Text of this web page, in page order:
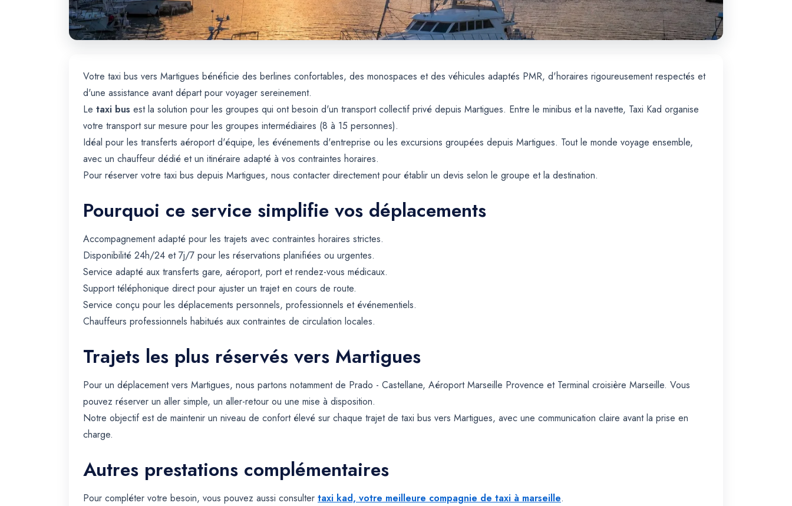
Votre taxi bus vers Martigues bénéficie des berlines confortables, des monospaces et des véhicules adaptés PMR, d'horaires rigoureusement respectés et
d'une assistance avant départ pour voyager sereinement.
Le taxi bus est la solution pour les groupes qui ont besoin d'un transport collectif privé depuis Martigues. Entre le minibus et la navette, Taxi Kad organise
votre transport sur mesure pour les groupes intermédiaires (8 à 15 personnes).
Idéal pour les transferts aéroport d'équipe, les événements d'entreprise ou les excursions groupées depuis Martigues. Tout le monde voyage ensemble,
avec un chauffeur dédié et un itinéraire adapté à vos contraintes horaires.
Pour réserver votre taxi bus depuis Martigues, nous contacter directement pour établir un devis selon le groupe et la destination.
Pourquoi ce service simplifie vos déplacements
Accompagnement adapté pour les trajets avec contraintes horaires strictes.
Disponibilité 24h/24 et 7j/7 pour les réservations planifiées ou urgentes.
Service adapté aux transferts gare, aéroport, port et rendez-vous médicaux.
Support téléphonique direct pour ajuster un trajet en cours de route.
Service conçu pour les déplacements personnels, professionnels et événementiels.
Chauffeurs professionnels habitués aux contraintes de circulation locales.
Trajets les plus réservés vers Martigues
Pour un déplacement vers Martigues, nous partons notamment de Prado - Castellane, Aéroport Marseille Provence et Terminal croisière Marseille. Vous
pouvez réserver un aller simple, un aller-retour ou une mise à disposition.
Notre objectif est de maintenir un niveau de confort élevé sur chaque trajet de taxi bus vers Martigues, avec une communication claire avant la prise en
charge.
Autres prestations complémentaires
Pour compléter votre besoin, vous pouvez aussi consulter taxi kad, votre meilleure compagnie de taxi à marseille.